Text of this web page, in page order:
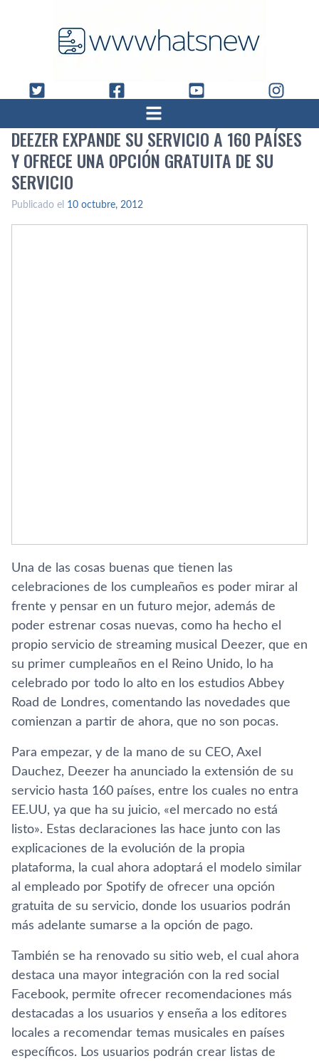
DEEZER EXPANDE SU SERVICIO A 160 PAÍ­SES
Y OFRECE UNA OPCIÓN GRATUITA DE SU
SERVICIO
Publicado el 10 octubre, 2012
Una de las cosas buenas que tienen las
celebraciones de los cumpleaños es poder mirar al
frente y pensar en un futuro mejor, además de
poder estrenar cosas nuevas, como ha hecho el
propio servicio de streaming musical Deezer, que en
su primer cumpleaños en el Reino Unido, lo ha
celebrado por todo lo alto en los estudios Abbey
Road de Londres, comentando las novedades que
comienzan a partir de ahora, que no son pocas.
Para empezar, y de la mano de su CEO, Axel
Dauchez, Deezer ha anunciado la extensión de su
servicio hasta 160 paí­ses, entre los cuales no entra
EE.UU, ya que ha su juicio, «el mercado no está
listo». Estas declaraciones las hace junto con las
explicaciones de la evolución de la propia
plataforma, la cual ahora adoptará el modelo similar
al empleado por Spotify de ofrecer una opción
gratuita de su servicio, donde los usuarios podrán
más adelante sumarse a la opción de pago.
También se ha renovado su sitio web, el cual ahora
destaca una mayor integración con la red social
Facebook, permite ofrecer recomendaciones más
destacadas a los usuarios y enseña a los editores
locales a recomendar temas musicales en paí­ses
especí­ficos. Los usuarios podrán crear listas de